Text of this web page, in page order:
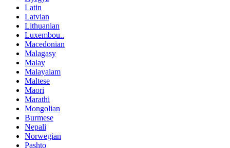
Latin
Latvian
Lithuanian
Luxembou..
Macedonian
Malagasy
Malay
Malayalam
Maltese
Maori
Marathi
Mongolian
Burmese
Nepali
Norwegian
Pashto